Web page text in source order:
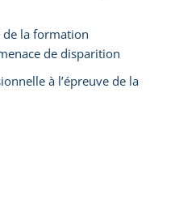
de la formation
de disparition
à l’épreuve de la